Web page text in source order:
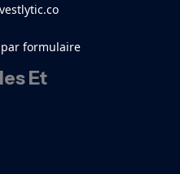
formulaire
Et